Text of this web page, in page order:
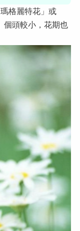
格麗特花」或
個頭較小，花期也